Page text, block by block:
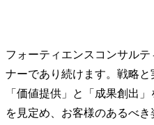
フォーティエンスコンサル
ナーであり続けます。戦略と
「価値提供」と「成果創出
を見定め、お客様のあるべき